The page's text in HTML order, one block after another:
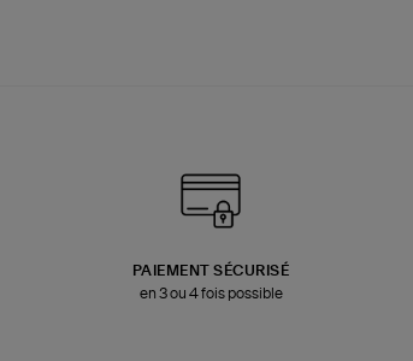
PAIEMENT SÉCURISÉ
en 3 ou 4 fois possible